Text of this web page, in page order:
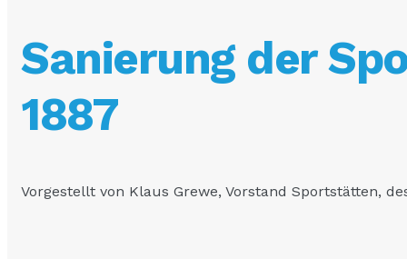
Sanierung der
1887
Vorgestellt von Klaus Grewe, Vorstand Sportstätten,